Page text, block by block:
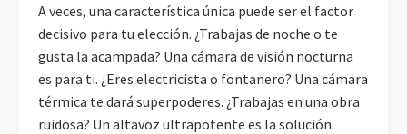
A veces, una característica única puede ser el factor
decisivo para tu elección. ¿Trabajas de noche o te
gusta la acampada? Una cámara de visión nocturna
es para ti. ¿Eres electricista o fontanero? Una cámara
térmica te dará superpoderes. ¿Trabajas en una obra
ruidosa? Un altavoz ultrapotente es la solución.